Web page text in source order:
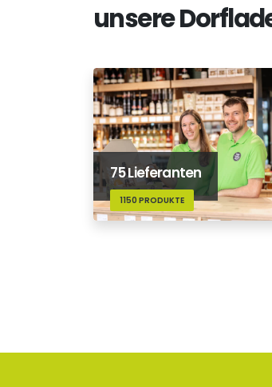
unsere
75 Lieferanten
1150 PRODUKTE